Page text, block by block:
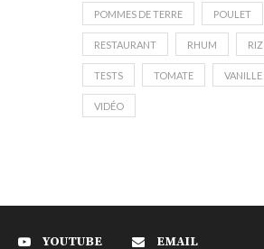
POMMES DE TERRE POULET
RESTAURANT RHUM RIZ
TESTS TOMATE VANILLE
VIDÉO
YOUTUBE EMAIL